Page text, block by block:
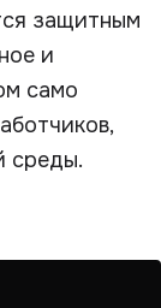
защитным
и
само
среды.